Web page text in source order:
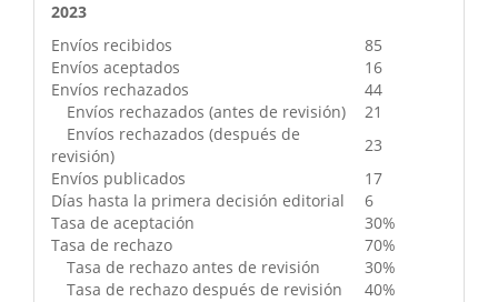
2023
Envíos recibidos
85
Envíos aceptados
16
Envíos rechazados
44
Envíos rechazados (antes de revisión)
21
Envíos rechazados (después de
revisión)
23
Envíos publicados
17
Días hasta la primera decisión editorial
6
Tasa de aceptación
30%
Tasa de rechazo
70%
Tasa de rechazo antes de revisión
30%
Tasa de rechazo después de revisión
40%